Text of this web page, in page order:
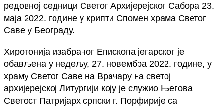
редовној седници Светог Архијерејског Сабора 23.
маја 2022. године у крипти Спомен храма Светог
Саве у Београду.
Хиротонија изабраног Епископа јегарског је
обављена у недељу, 27. новембра 2022. године, у
храму Светог Саве на Врачару на светој
архијерејској Литургији коју је служио Његова
Светост Патријарх српски г. Порфирије са